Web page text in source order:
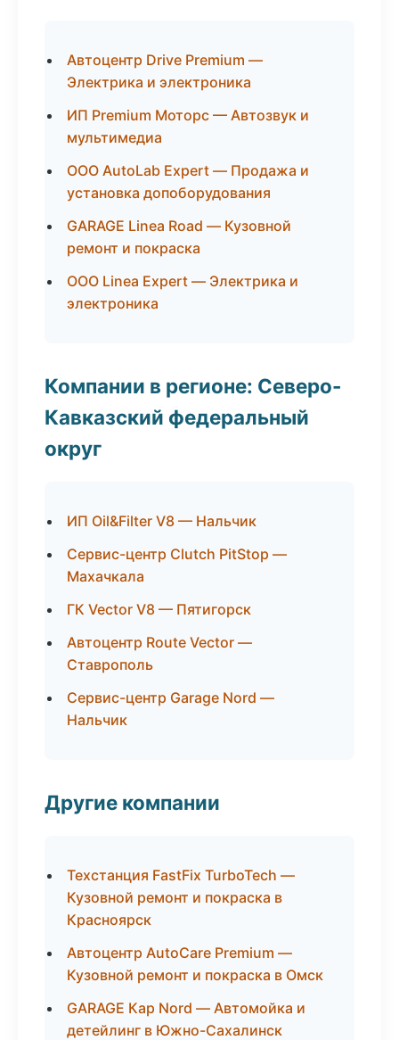
Автоцентр Drive Premium —
Электрика и электроника
ИП Premium Моторс — Автозвук и
мультимедиа
ООО AutoLab Expert — Продажа и
установка допоборудования
GARAGE Linea Road — Кузовной
ремонт и покраска
ООО Linea Expert — Электрика и
электроника
Компании в регионе: Северо-
Кавказский федеральный
округ
ИП Oil&Filter V8 — Нальчик
Сервис-центр Clutch PitStop —
Махачкала
ГК Vector V8 — Пятигорск
Автоцентр Route Vector —
Ставрополь
Сервис-центр Garage Nord —
Нальчик
Другие компании
Техстанция FastFix TurboTech —
Кузовной ремонт и покраска в
Красноярск
Автоцентр AutoCare Premium —
Кузовной ремонт и покраска в Омск
GARAGE Кар Nord — Автомойка и
детейлинг в Южно-Сахалинск